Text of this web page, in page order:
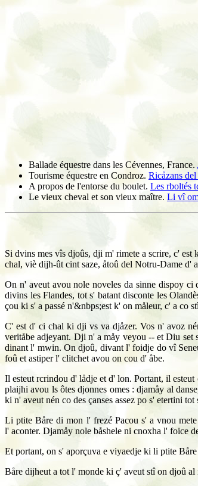
Ballade équestre dans les Cévennes, France.
Tourisme équestre en Condroz. Ricåzans
A propos de l'entorse du boulet. Les rboltés
Le vieux cheval et son vieux maître. Li vî
Si dvins mes vîs djoûs, dji m' rimete a scrire, c'
chal, viè dijh-ût cint saze, åtoû del Notru-Dame d'
On n' aveut avou nole noveles da sinne dispoy
divins les Flandes, tot s' batant disconte les
çou ki s' a passé n'&nbps;est k' on måleur, c' a co
C' est d' ci chal ki dji vs va djåzer. Vos n' avoz
veritåbe adjeyant. Dji n' a måy veyou -- et Diu set
dinant l' mwin. On djoû, divant l' foidje do vî
foû et astiper l' clitchet avou on cou d' åbe.
Il esteut rcrindou d' lådje et d' lon. Portant, il
plaijhi avou ls ôtes djonnes omes : djamåy al
ki n' aveut nén co des çanses assez po s' etertini
Li ptite Båre di mon l' frezé Pacou s' a vnou
l' aconter. Djamåy nole båshele ni cnoxha l' foice
Et portant, on s' aporçuva e viyaedje ki li ptite
Båre dijheut a tot l' monde ki ç' aveut stî on djoû al